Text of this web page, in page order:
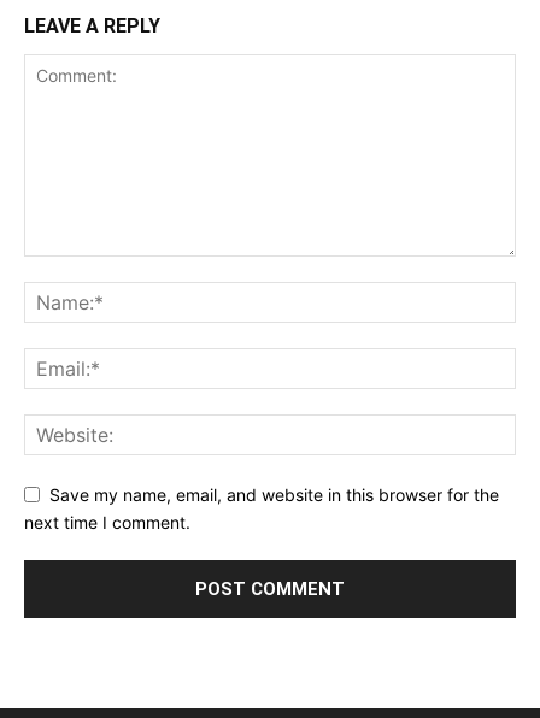
LEAVE A REPLY
Save my name, email, and website in this browser for the
next time I comment.